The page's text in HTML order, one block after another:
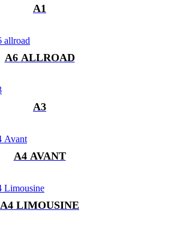
A1
A6 ALLROAD
A3
A4 AVANT
A4 LIMOUSINE